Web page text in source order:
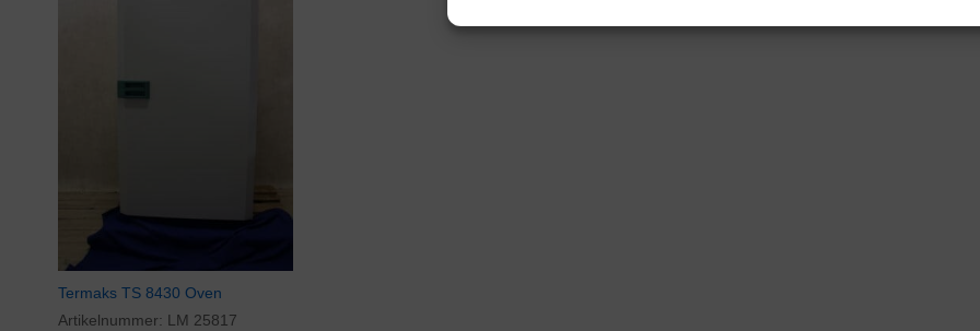
Termaks TS 8430 Oven
Artikelnummer: LM 25817